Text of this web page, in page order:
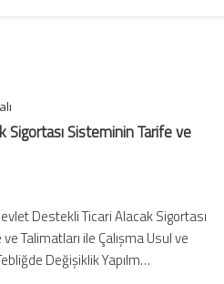
Sigortası Sisteminin Tarife ve
Destekli Ticari Alacak Sigortası
Talimatları ile Çalışma Usul ve
Değişiklik Yapılm…